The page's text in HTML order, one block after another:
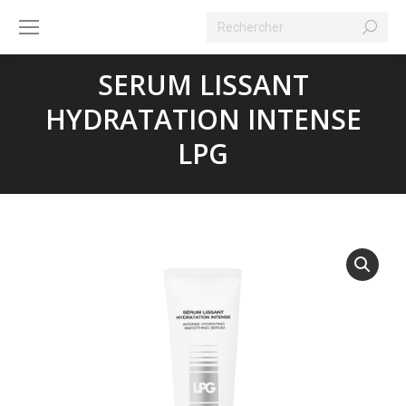
Search:
SERUM LISSANT
HYDRATATION INTENSE
LPG